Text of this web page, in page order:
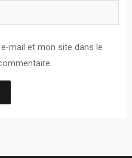
mail et mon site dans le